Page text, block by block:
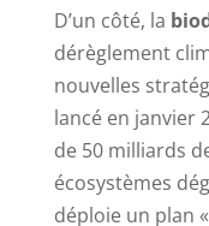
D’un côté, la
dérèglement
nouvelles
lancé en janvier
de 50 milliards
écosystèmes
déploie un plan